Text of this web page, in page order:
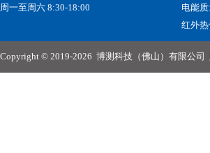
周一至周六 8:30-18:00
电能
红外
Copyright © 2019-2026 博测科技（佛山）有限公司